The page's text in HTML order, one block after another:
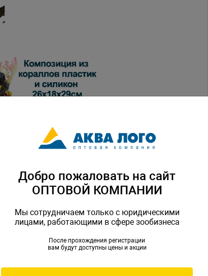
Добро пожаловать на сайт
ОПТОВОЙ КОМПАНИИ
Мы сотрудничаем только с юридическими
лицами, работающими в сфере зообизнеса
После прохождения регистрации
вам будут доступны цены и акции